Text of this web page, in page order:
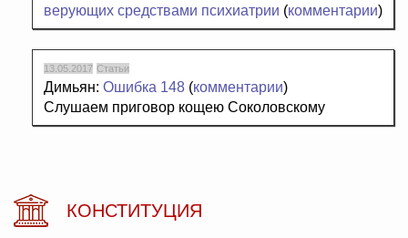
верующих средствами психиатрии (комментарии)
13.05.2017 Статьи
Димьян: Ошибка 148 (комментарии)
Слушаем приговор кощею Соколовскому
КОНСТИТУЦИЯ